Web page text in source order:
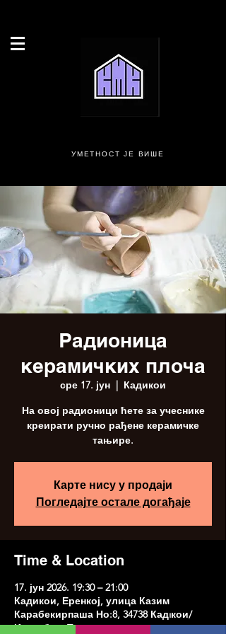
УМЕТНОСТ ЈЕ ВИШЕ
Радионица
керамичких плоча
сре 17. јун
  |
Кадикои
На овој радионици ћете за учеснике
креирати ручно рађене керамичке
тањире.
Карте нису у продаји
Погледајте остале догађаје
Time & Location
17. јун 2026. 19:30 – 21:00
Кадикои, Еренкој, улица Казим
Карабекирпаша Но:8, 34738 Кадıкои/
Истанбул, Туркиие